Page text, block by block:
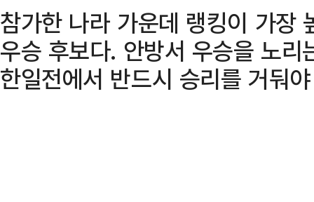
참가한 나라 가운데 랭킹이 가장
우승 후보다. 안방서 우승을 노
한일전에서 반드시 승리를 거둬